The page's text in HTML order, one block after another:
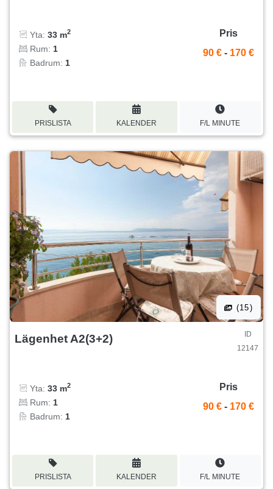
Yta: 33 m2
Rum: 1
Badrum: 1
Pris
90 € - 170 €
PRISLISTA KALENDER F/L MINUTE
(15)
Lägenhet A2(3+2)
ID
12147
Yta: 33 m2
Rum: 1
Badrum: 1
Pris
90 € - 170 €
PRISLISTA KALENDER F/L MINUTE